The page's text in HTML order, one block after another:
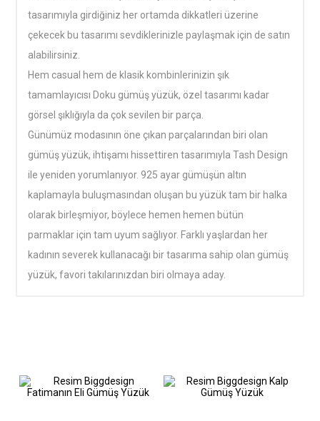
tasarımıyla girdiğiniz her ortamda dikkatleri üzerine
çekecek bu tasarımı sevdiklerinizle paylaşmak için de satın
alabilirsiniz.
Hem casual hem de klasik kombinlerinizin şık
tamamlayıcısı Doku gümüş yüzük, özel tasarımı kadar
görsel şıklığıyla da çok sevilen bir parça.
Günümüz modasının öne çıkan parçalarından biri olan
gümüş yüzük, ihtişamı hissettiren tasarımıyla Tash Design
ile yeniden yorumlanıyor. 925 ayar gümüşün altın
kaplamayla buluşmasından oluşan bu yüzük tam bir halka
olarak birleşmiyor, böylece hemen hemen bütün
parmaklar için tam uyum sağlıyor. Farklı yaşlardan her
kadının severek kullanacağı bir tasarıma sahip olan gümüş
yüzük, favori takılarınızdan biri olmaya aday.